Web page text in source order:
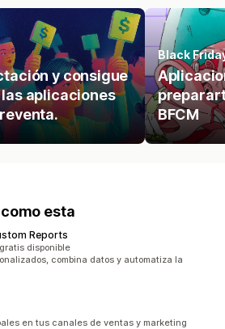
y consigue
aplicaciones
Black
BFCM
esta
Reports
disponible
combina datos y automatiza la
en tus canales de ventas y marketing